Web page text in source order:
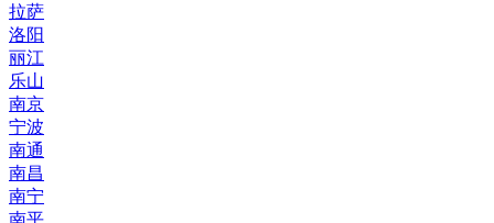
拉萨
洛阳
丽江
乐山
南京
宁波
南通
南昌
南宁
南平